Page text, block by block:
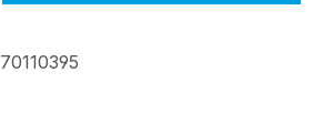
70110395